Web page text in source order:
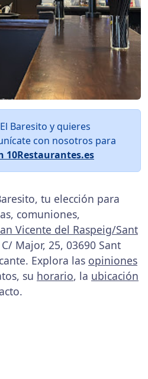
Baresito y quieres
con nosotros para
10Restaurantes.es
tu elección para
comuniones,
Vicente del Raspeig/Sant
Major, 25, 03690 Sant
Explora las opiniones
su horario, la ubicación